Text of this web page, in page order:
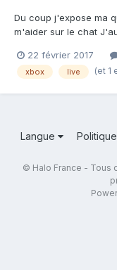
Du coup j'expose ma
m'aider sur le chat
Un responsable me
recu. J'essaie de le
22 février 2017
xbox live (et 1
Langue
© Halo France - Tous